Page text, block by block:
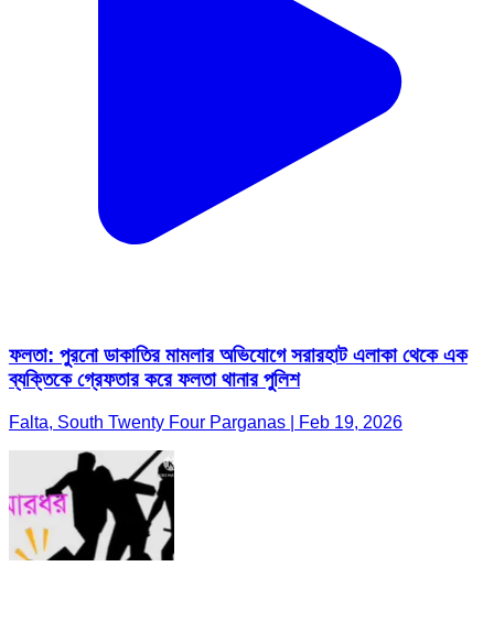
ফলতা: পুরনো ডাকাতির মামলার অভিযোগে সরারহাট এলাকা থেকে এক
ব্যক্তিকে গ্রেফতার করে ফলতা থানার পুলিশ
Falta, South Twenty Four Parganas | Feb 19, 2026